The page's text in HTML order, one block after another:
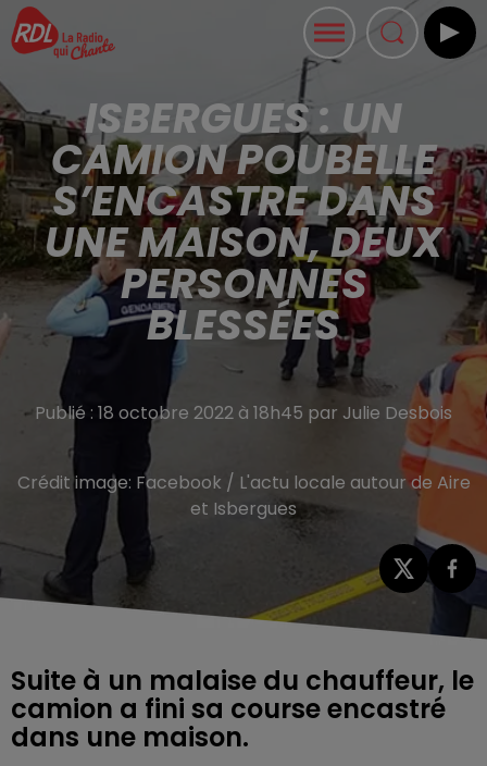
ISBERGUES : UN
CAMION POUBELLE
S’ENCASTRE DANS
UNE MAISON, DEUX
PERSONNES
BLESSÉES
Publié : 18 octobre 2022 à 18h45 par Julie Desbois
Crédit image: Facebook / L'actu locale autour de Aire
et Isbergues
Suite à un malaise du chauffeur, le
camion a fini sa course encastré
dans une maison.